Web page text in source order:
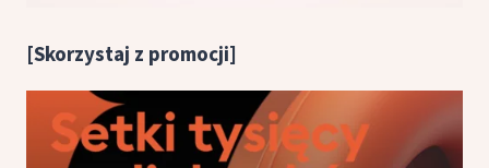
[Skorzystaj z promocji]